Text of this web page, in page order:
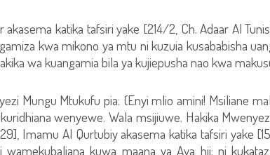
katika tafsiri yake [214/2, Ch. Adaar Al
kwa mikono ya mtu ni kuzuia kusababisha
wa kuangamia bila ya kujiepusha nao kwa
Mungu Mtukufu pia: {Enyi mlio amini! Msiliane
wenyewe. Wala msijiuwe. Hakika
Imamu Al Qurtubiy akasema katika tafsiri yake
wamekubaliana kuwa maana ya Aya hii: ni